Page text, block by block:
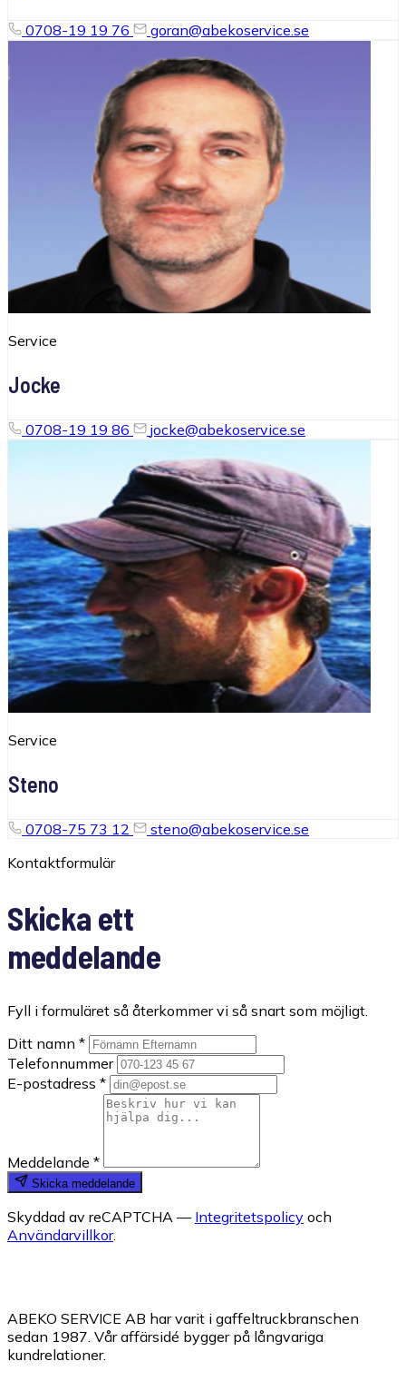
0708-19 19 76 goran@abekoservice.se
Service
Jocke
0708-19 19 86 jocke@abekoservice.se
Service
Steno
0708-75 73 12
steno@abekoservice.se
Kontaktformulär
Skicka ett
meddelande
Fyll i formuläret så återkommer vi så snart som möjligt.
Ditt namn *
Telefonnummer
E-postadress *
Meddelande *
Skicka meddelande
Skyddad av reCAPTCHA — Integritetspolicy och
Användarvillkor.
ABEKO SERVICE AB har varit i gaffeltruckbranschen
sedan 1987. Vår affärsidé bygger på långvariga
kundrelationer.